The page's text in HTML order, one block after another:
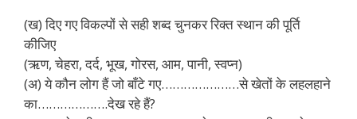
(ख) दिए गए विकल्पों से सही शब्द चुनकर रिक्त स्थान की पूर्ति
कीजिए
(ऋण, चेहरा, दर्द, भूख, गोरस, आम, पानी, स्वप्न)
(अ) ये कौन लोग हैं जो बाँटे गए…………………से खेतों के लहलहाने
का……………….देख रहे हैं?